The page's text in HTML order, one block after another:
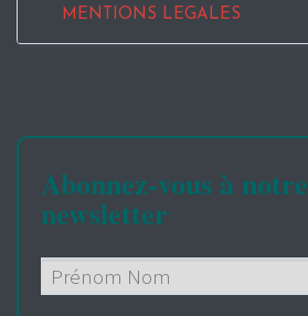
MENTIONS LEGALES
Abonnez-vous à notre
newsletter